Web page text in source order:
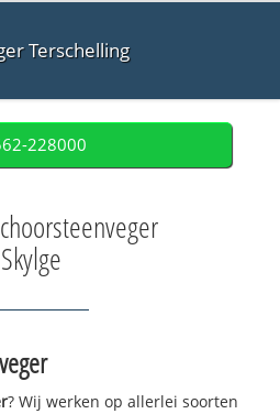
Terschelling
228000
Skylge
? Wij werken op allerlei soorten